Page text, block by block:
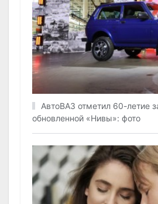
АвтоВАЗ отметил 60-летие
обновленной «Нивы»: фото